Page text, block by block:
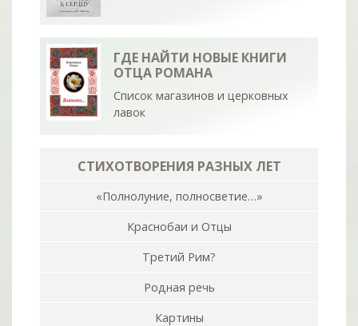
ГДЕ НАЙТИ НОВЫЕ КНИГИ
ОТЦА РОМАНА
Список магазинов и церковных
лавок
СТИХОТВОРЕНИЯ РАЗНЫХ ЛЕТ
«Полнолуние, полносветие…»
Краснобаи и Отцы
Третий Рим?
Родная речь
Картины